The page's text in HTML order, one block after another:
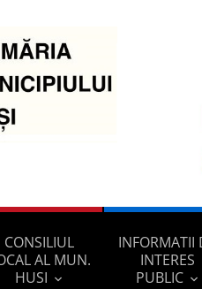
CONSILIUL
AL MUN.
HUSI
INFORMATII
INTERES
PUBLIC